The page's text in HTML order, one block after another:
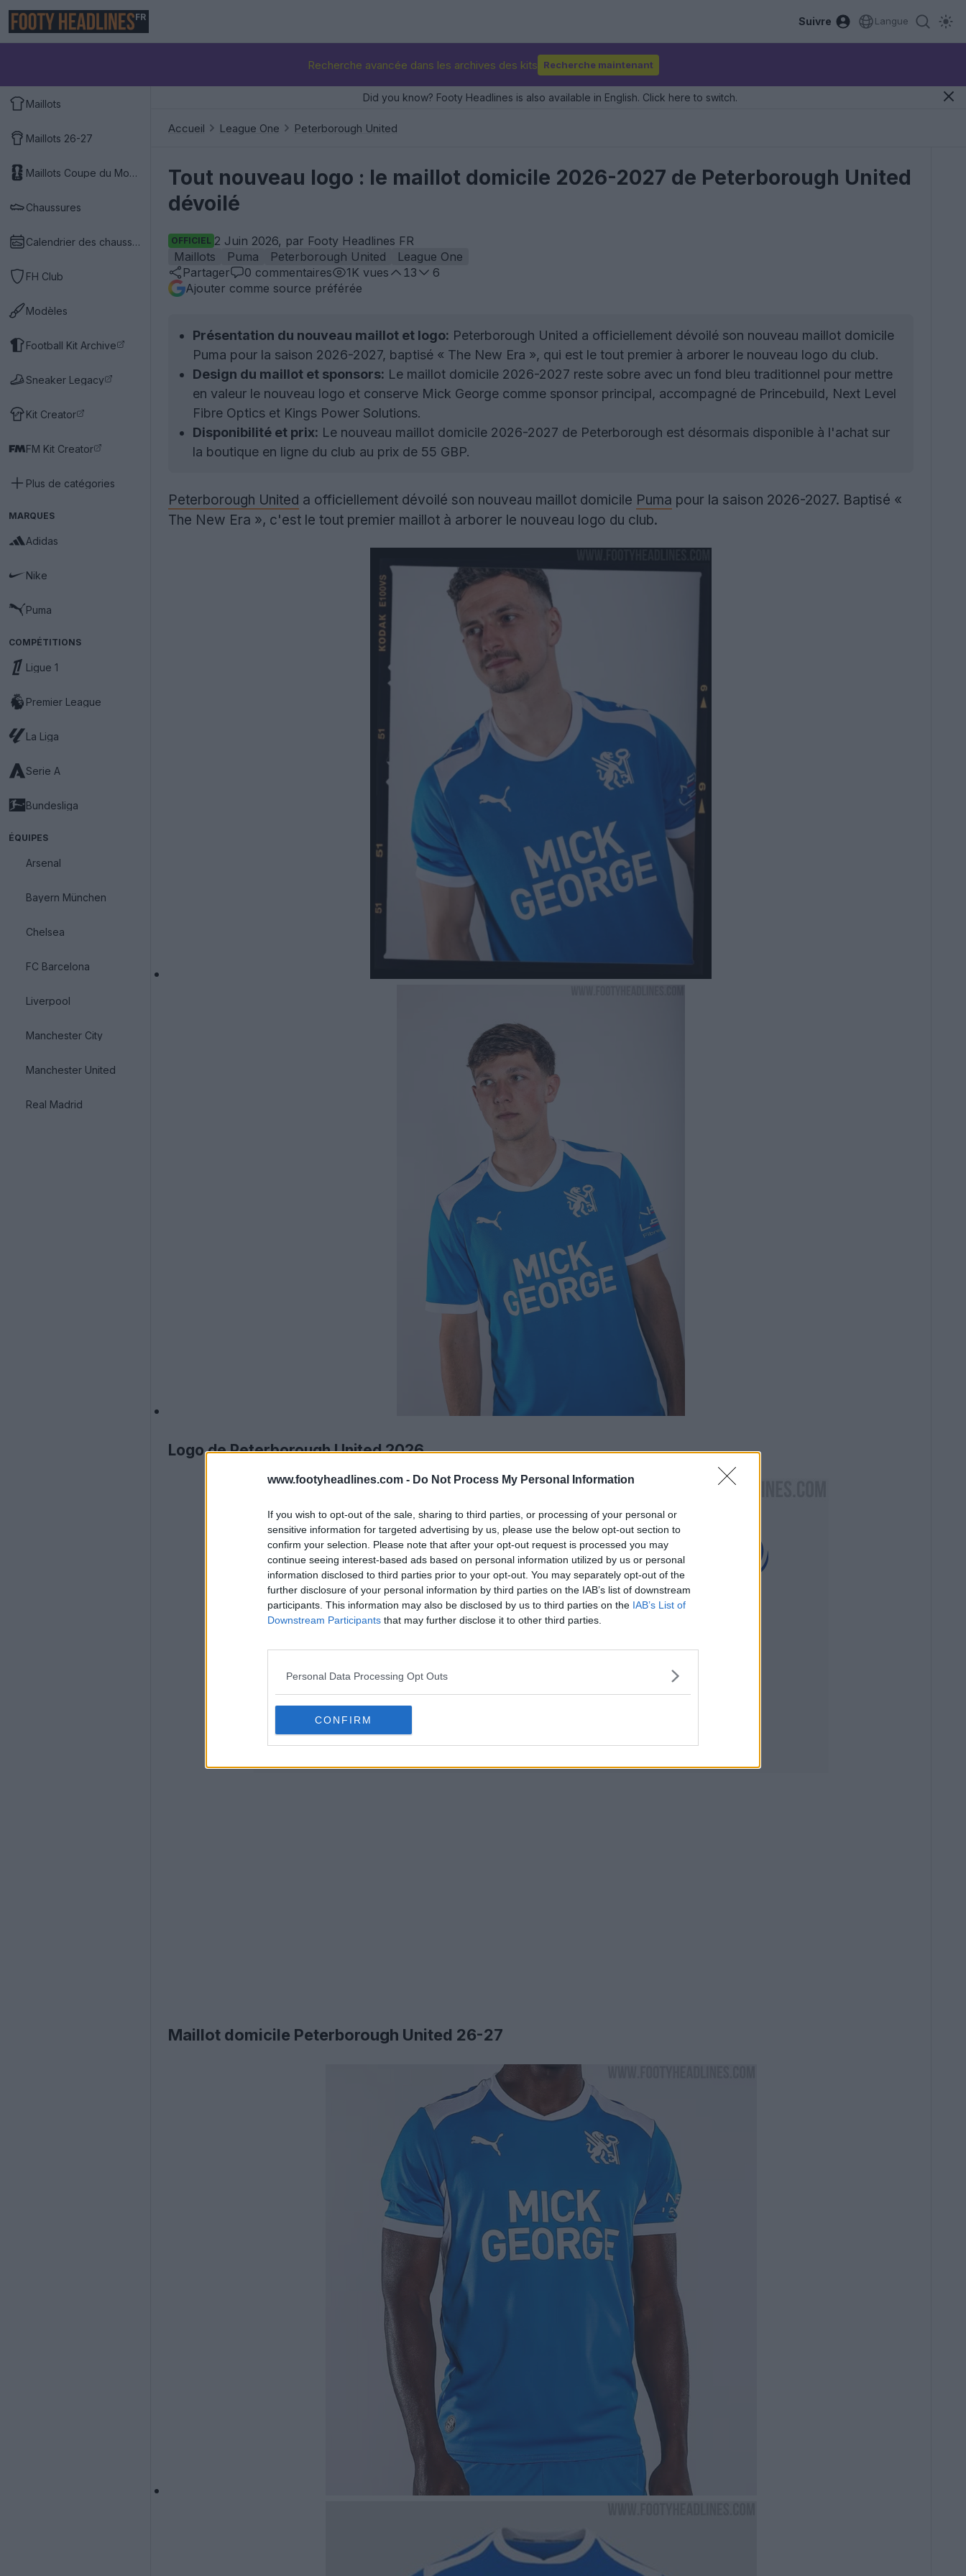
www.footyheadlines.com - Do Not Process My Personal Information
If you wish to opt-out of the sale, sharing to third parties, or processing of your personal or
sensitive information for targeted advertising by us, please use the below opt-out section to
confirm your selection. Please note that after your opt-out request is processed you may
continue seeing interest-based ads based on personal information utilized by us or personal
information disclosed to third parties prior to your opt-out. You may separately opt-out of the
further disclosure of your personal information by third parties on the IAB’s list of downstream
participants. This information may also be disclosed by us to third parties on the IAB’s List of
Downstream Participants that may further disclose it to other third parties.
Personal Data Processing Opt Outs
CONFIRM
FR Suivre Langue
Recherche avancée dans les archives des kits Recherche maintenant
Maillots
Maillots 26-27
Maillots Coupe du Monde 2026
Chaussures
Calendrier des chaussures
FH Club
Modèles
Football Kit Archive
Sneaker Legacy
Kit Creator
FM Kit Creator
Plus de catégories
MARQUES
Adidas
Nike
Puma
COMPÉTITIONS
Ligue 1
Premier League
La Liga
Serie A
Bundesliga
ÉQUIPES
Arsenal
Bayern München
Chelsea
FC Barcelona
Liverpool
Manchester City
Manchester United
Real Madrid
Did you know? Footy Headlines is also available in English. Click here to switch.
Accueil League One Peterborough United
Tout nouveau logo : le maillot domicile 2026-2027 de Peterborough United
dévoilé
OFFICIEL 2 Juin 2026, par Footy Headlines FR
Maillots
Puma Peterborough United
League One
Partager
0 commentaires 1K vues 13
6
Ajouter comme source préférée
Présentation du nouveau maillot et logo: Peterborough United a officiellement dévoilé son nouveau maillot domicile
Puma pour la saison 2026-2027, baptisé « The New Era », qui est le tout premier à arborer le nouveau logo du club.
Design du maillot et sponsors: Le maillot domicile 2026-2027 reste sobre avec un fond bleu traditionnel pour mettre
en valeur le nouveau logo et conserve Mick George comme sponsor principal, accompagné de Princebuild, Next Level
Fibre Optics et Kings Power Solutions.
Disponibilité et prix: Le nouveau maillot domicile 2026-2027 de Peterborough est désormais disponible à l'achat sur
la boutique en ligne du club au prix de 55 GBP.
Peterborough United a officiellement dévoilé son nouveau maillot domicile Puma pour la saison 2026-2027. Baptisé «
The New Era », c'est le tout premier maillot à arborer le nouveau logo du club.
Logo de Peterborough United 2026
Maillot domicile Peterborough United 26-27